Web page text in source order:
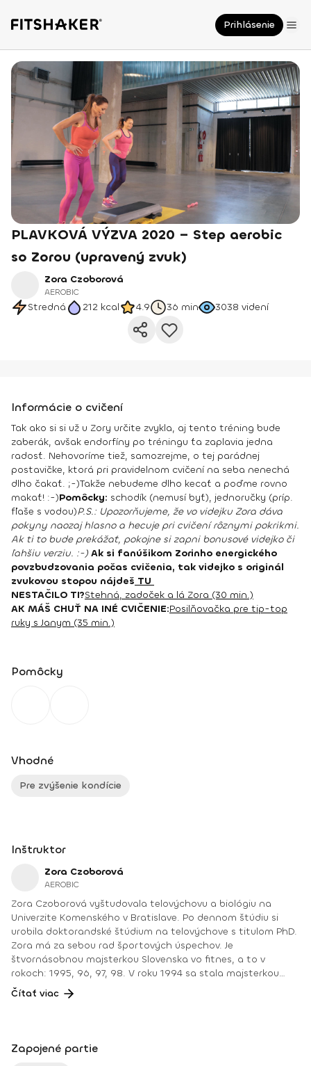
Prihlásenie
PLAVKOVÁ VÝZVA 2020 – Step aerobic
so Zorou (upravený zvuk)
Zora Czoborová
AEROBIC
Stredná 212 kcal 4.9 36 min 3038 videní
Informácie o cvičení
Tak ako si si už u Zory určite zvykla, aj tento tréning bude
zaberák, avšak endorfíny po tréningu ťa zaplavia jedna
radosť. Nehovoríme tiež, samozrejme, o tej parádnej
postavičke, ktorá pri pravidelnom cvičení na seba nenechá
dlho čakať. ;-)Takže nebudeme dlho kecať a poďme rovno
makať! :-)Pomôcky: schodík (nemusí byť), jednoručky (príp.
fľaše s vodou)P.S.: Upozorňujeme, že vo videjku Zora dáva
pokyny naozaj hlasno a hecuje pri cvičení rôznymi pokrikmi.
Ak ti to bude prekážať, pokojne si zapni bonusové videjko či
ľahšiu verziu. :-) Ak si fanúšikom Zorinho energického
povzbudzovania počas cvičenia, tak videjko s originál
zvukovou stopou nájdeš TU
NESTAČILO TI?Stehná, zadoček a lá Zora (30 min.)
AK MÁŠ CHUŤ NA INÉ CVIČENIE:Posilňovačka pre tip-top
ruky s Janym (35 min.)
Pomôcky
Vhodné
Pre zvýšenie kondície
Inštruktor
Zora Czoborová
AEROBIC
Zora Czoborová vyštudovala telovýchovu a biológiu na
Univerzite Komenského v Bratislave. Po dennom štúdiu si
urobila doktorandské štúdium na telovýchove s titulom PhD.
Zora má za sebou rad športových úspechov. Je
štvornásobnou majsterkou Slovenska vo fitnes, a to v
rokoch: 1995, 96, 97, 98. V roku 1994 sa stala majsterkou
Slovenska v aerobiku. Okrem toho získala certifikáty a
diplomy v oblasti fitnesu a aerobiku. V rokoch 1995 a 96
na Markíze v rannej relácii Teleráno. Od leta 2018 si s ňou
môžeš zacvičiť aj na Fitshakeri 😊.
Čítať viac
Zapojené partie